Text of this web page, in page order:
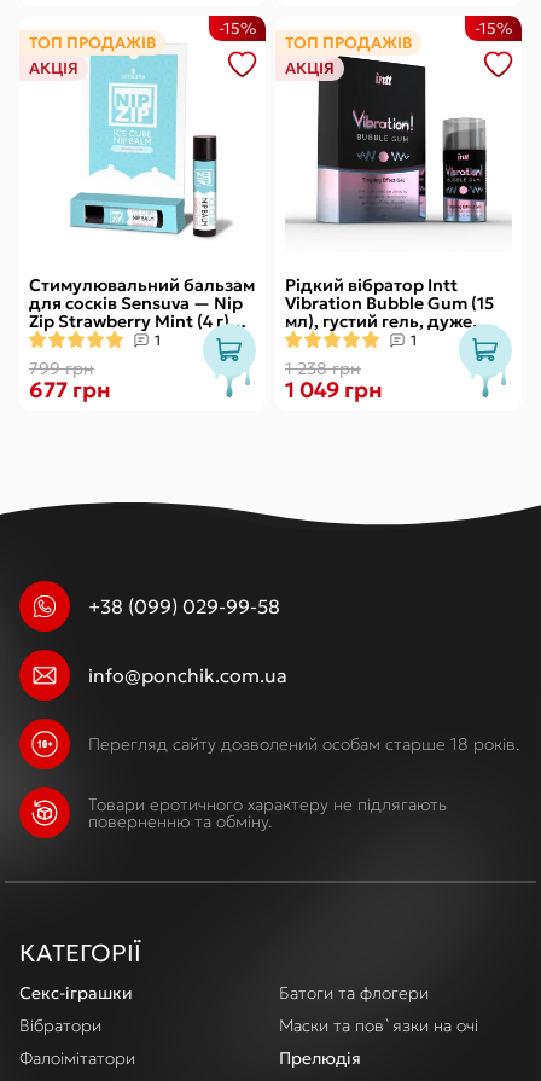
ТОП ПРОДАЖІВ
АКЦІЯ
Стимулювальний бальзам
для сосків Sensuva — Nip
Zip Strawberry Mint (4 г)
охолоджувальний
1
799 грн
-15%
677 грн
ТОП ПРОДАЖІВ
АКЦІЯ
Рідкий вібратор Intt
Vibration Bubble Gum (15
мл), густий гель, дуже
смачний, діє до 30 хвилин
1
1 238 грн
-15%
1 049 грн
+38 (099) 029-99-58
info@ponchik.com.ua
Перегляд сайту дозволений особам старше 18 років.
Товари еротичного характеру не підлягають
поверненню та обміну.
КАТЕГОРІЇ
Секс-іграшки
Вібратори
Фалоімітатори
Батоги та флогери
Маски та пов`язки на очі
Прелюдія